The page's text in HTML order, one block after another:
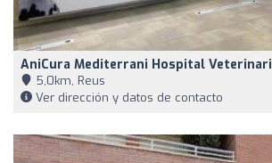
AniCura Mediterrani Hospital Veterinari
5,0km, Reus
Ver dirección y datos de contacto